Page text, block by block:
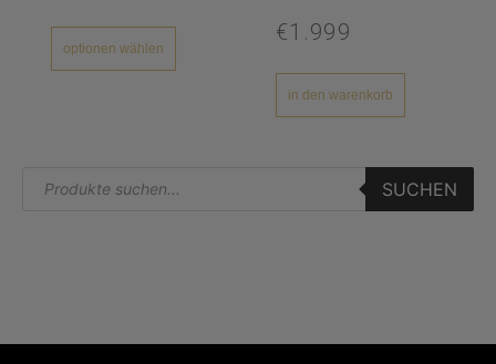
optionen wählen
€1.999
in den warenkorb
SUCHEN